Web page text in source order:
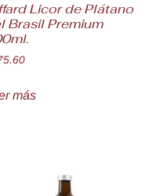
Licor de Plátano
Brasil Premium
más